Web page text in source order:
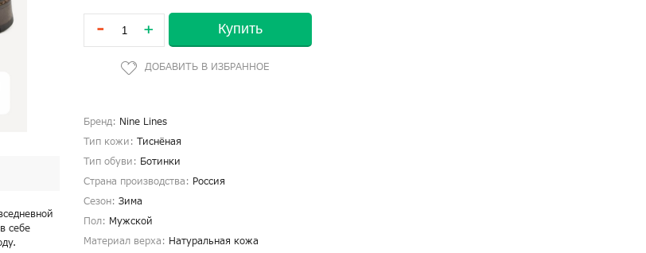
себе
- + Купить
Бренд: Nine Lines
Тип кожи: Тиснёная
Тип обуви: Ботинки
Страна производства: Россия
Сезон: Зима
Пол: Мужской
Материал верха: Натуральная кожа